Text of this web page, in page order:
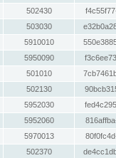
502430
503030
5910010
5950090
501010
502130
5952030
5952060
5970013
502370